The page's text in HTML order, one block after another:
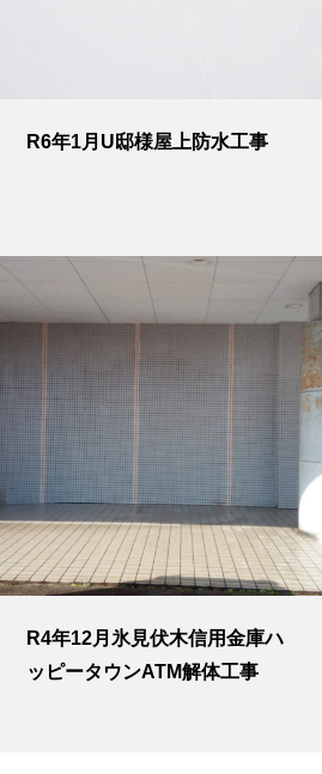
R6年1月U邸様屋上防水工事
R4年12月氷見伏木信用金庫ハ
ッピータウンATM解体工事